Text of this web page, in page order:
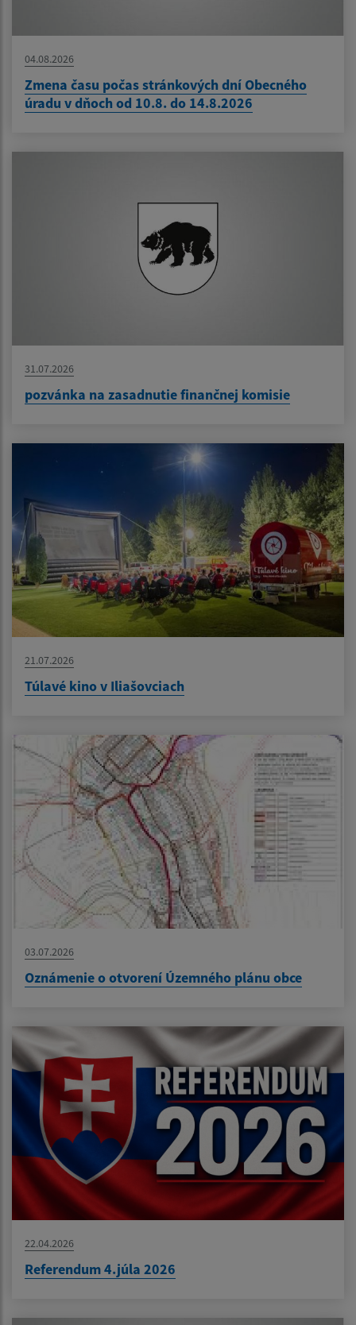
04.08.2026
Zmena času počas stránkových dní Obecného
úradu v dňoch od 10.8. do 14.8.2026
31.07.2026
pozvánka na zasadnutie finančnej komisie
21.07.2026
Túlavé kino v Iliašovciach
03.07.2026
Oznámenie o otvorení Územného plánu obce
22.04.2026
Referendum 4.júla 2026